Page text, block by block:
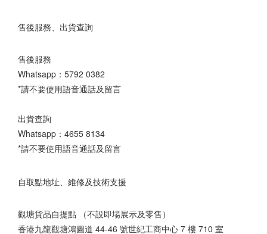
售後服務、出貨查詢
售後服務
Whatsapp： 5792 0382
*請不要使用語音通話及留言
出貨查詢
Whatsapp： 4655 8134
*請不要使用語音通話及留言
自取點地址、維修及技術支援
觀塘貨品自提點 （不設即場展示及零售）
香港九龍觀塘鴻圖道 44-46 號世紀工商中心 7 樓 710 室